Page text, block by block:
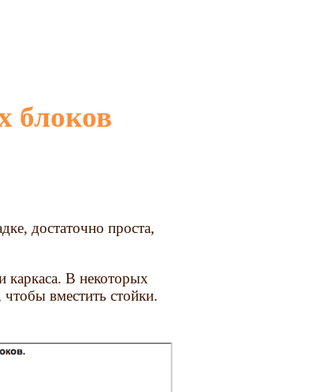
блоков
достаточно проста,
каркаса. В некоторых
вместить стойки.